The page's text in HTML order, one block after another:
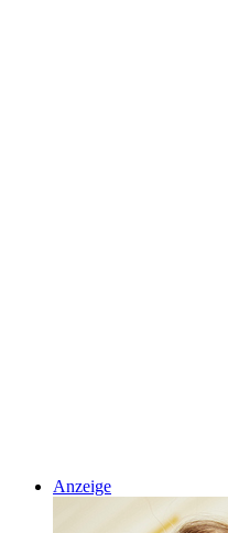
Anzeige